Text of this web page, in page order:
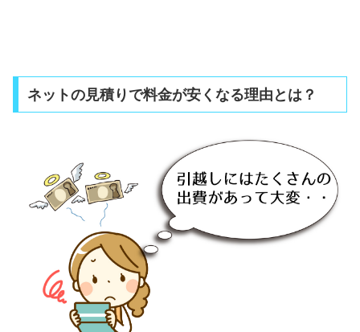
ネットの見積りで料金が安くなる理由とは？